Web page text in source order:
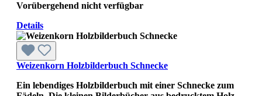
Vorübergehend nicht verfügbar
Details
Weizenkorn Holzbilderbuch Schnecke
Ein lebendiges Holzbilderbuch mit einer Schnecke zum